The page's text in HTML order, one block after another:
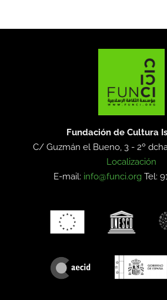
Fundación de Cultura
C/ Guzmán el Bueno, 3 - 2º
Localización
E-mail: info@funci.org Tel: